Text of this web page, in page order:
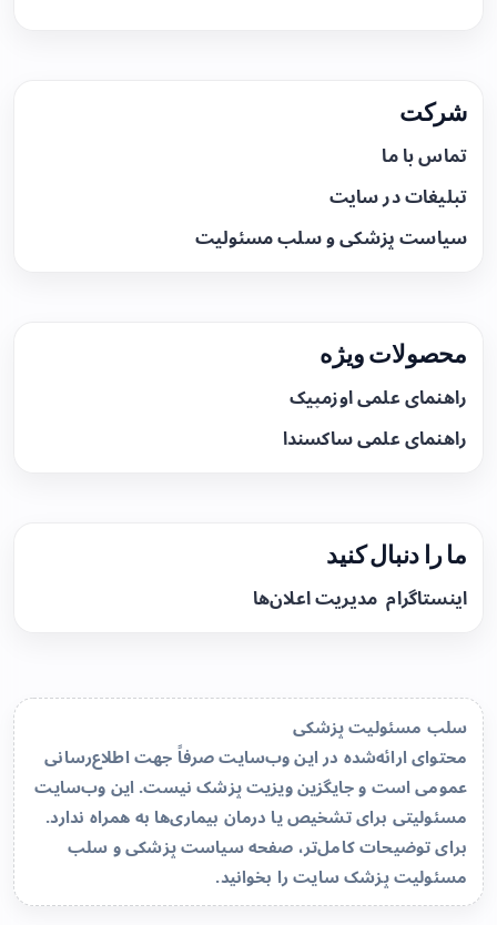
شرکت
تماس با ما
تبلیغات در سایت
سیاست پزشکی و سلب مسئولیت
محصولات ویژه
راهنمای علمی اوزمپیک
راهنمای علمی ساکسندا
ما را دنبال کنید
اینستاگرام مدیریت اعلان‌ها
سلب مسئولیت پزشکی
محتوای ارائه‌شده در این وب‌سایت صرفاً جهت اطلاع‌رسانی
عمومی است و جایگزین ویزیت پزشک نیست. این وب‌سایت
مسئولیتی برای تشخیص یا درمان بیماری‌ها به همراه ندارد.
برای توضیحات کامل‌تر، صفحهسیاست پزشکی و سلب
مسئولیت پزشک سایترا بخوانید.